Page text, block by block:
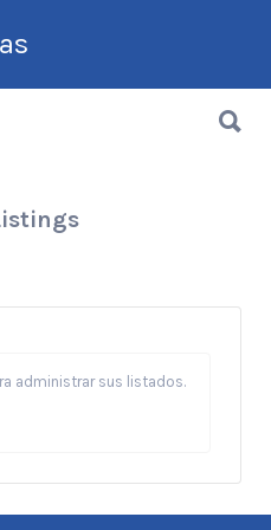
en
por:
administrar sus listados.